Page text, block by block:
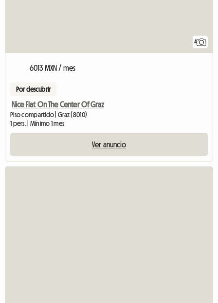
4
6013 MXN / mes
Por descubrir
Nice Flat On The Center Of Graz
Piso compartido | Graz (8010)
1 pers. | Mínimo 1 mes
Ver anuncio